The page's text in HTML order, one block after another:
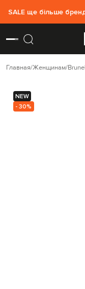
SALE ще більше
Главная Женщинам
NEW
- 30%